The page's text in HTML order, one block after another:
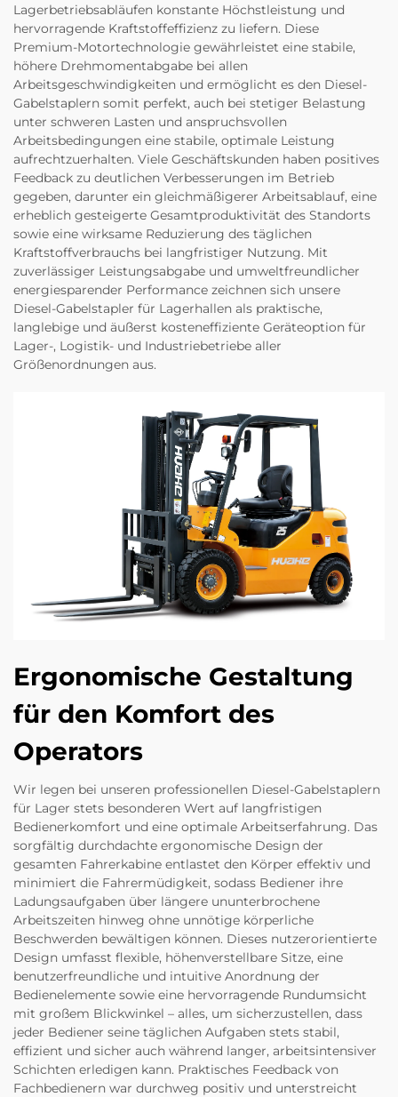
Lagerbetriebsabläufen konstante Höchstleistung und
hervorragende Kraftstoffeffizienz zu liefern. Diese
Premium-Motortechnologie gewährleistet eine stabile,
höhere Drehmomentabgabe bei allen
Arbeitsgeschwindigkeiten und ermöglicht es den Diesel-
Gabelstaplern somit perfekt, auch bei stetiger Belastung
unter schweren Lasten und anspruchsvollen
Arbeitsbedingungen eine stabile, optimale Leistung
aufrechtzuerhalten. Viele Geschäftskunden haben positives
Feedback zu deutlichen Verbesserungen im Betrieb
gegeben, darunter ein gleichmäßigerer Arbeitsablauf, eine
erheblich gesteigerte Gesamtproduktivität des Standorts
sowie eine wirksame Reduzierung des täglichen
Kraftstoffverbrauchs bei langfristiger Nutzung. Mit
zuverlässiger Leistungsabgabe und umweltfreundlicher
energiesparender Performance zeichnen sich unsere
Diesel-Gabelstapler für Lagerhallen als praktische,
langlebige und äußerst kosteneffiziente Geräteoption für
Lager-, Logistik- und Industriebetriebe aller
Größenordnungen aus.
Ergonomische Gestaltung
für den Komfort des
Operators
Wir legen bei unseren professionellen Diesel-Gabelstaplern
für Lager stets besonderen Wert auf langfristigen
Bedienerkomfort und eine optimale Arbeitserfahrung. Das
sorgfältig durchdachte ergonomische Design der
gesamten Fahrerkabine entlastet den Körper effektiv und
minimiert die Fahrermüdigkeit, sodass Bediener ihre
Ladungsaufgaben über längere ununterbrochene
Arbeitszeiten hinweg ohne unnötige körperliche
Beschwerden bewältigen können. Dieses nutzerorientierte
Design umfasst flexible, höhenverstellbare Sitze, eine
benutzerfreundliche und intuitive Anordnung der
Bedienelemente sowie eine hervorragende Rundumsicht
mit großem Blickwinkel – alles, um sicherzustellen, dass
jeder Bediener seine täglichen Aufgaben stets stabil,
effizient und sicher auch während langer, arbeitsintensiver
Schichten erledigen kann. Praktisches Feedback von
Fachbedienern war durchweg positiv und unterstreicht